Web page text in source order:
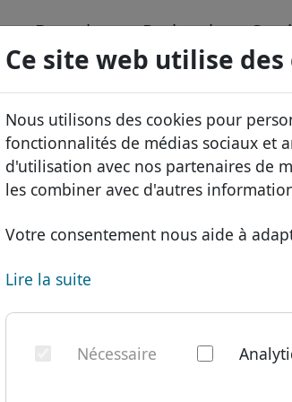
Ce site web utilise des
Nous utilisons des cookies pour
fonctionnalités de médias sociaux et
d'utilisation avec nos partenaires de
les combiner avec d'autres
Votre consentement nous aide à
Lire la suite
Nécessaire
Domaines
Liste des prix
Remises
Recherche
.com.bn -
un domaine
?